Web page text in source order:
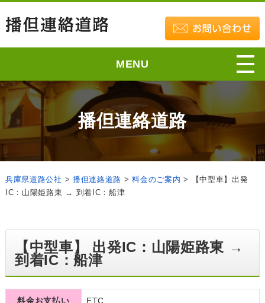
MENU
播但連絡道路
兵庫県道路公社 > 播但連絡道路 >料金のご案内 >
【中型車】出発
IC：山陽姫路東 → 到着IC：船津
【中型車】 出発IC：山陽姫路東 →
到着IC：船津
料金お支払い ETC